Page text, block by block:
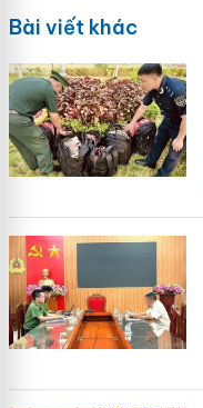
Bài viết khác